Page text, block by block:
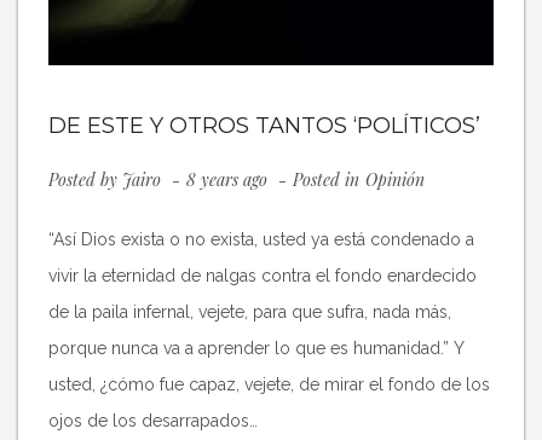
DE ESTE Y OTROS TANTOS ‘POLÍTICOS’
Posted by Jairo 8 years ago Posted in Opinión
“Así Dios exista o no exista, usted ya está condenado a
vivir la eternidad de nalgas contra el fondo enardecido
de la paila infernal, vejete, para que sufra, nada más,
porque nunca va a aprender lo que es humanidad.” Y
usted, ¿cómo fue capaz, vejete, de mirar el fondo de los
ojos de los desarrapados…